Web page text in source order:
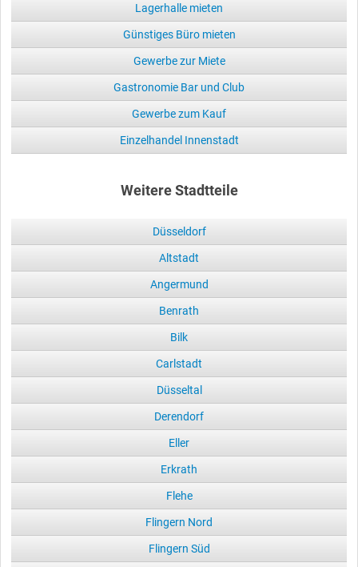
Lagerhalle mieten
Günstiges Büro mieten
Gewerbe zur Miete
Gastronomie Bar und Club
Gewerbe zum Kauf
Einzelhandel Innenstadt
Weitere Stadtteile
Düsseldorf
Altstadt
Angermund
Benrath
Bilk
Carlstadt
Düsseltal
Derendorf
Eller
Erkrath
Flehe
Flingern Nord
Flingern Süd